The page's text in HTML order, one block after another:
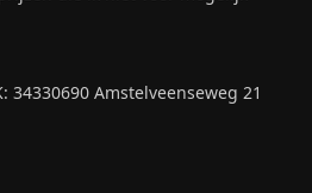
34330690 Amstelveenseweg 21